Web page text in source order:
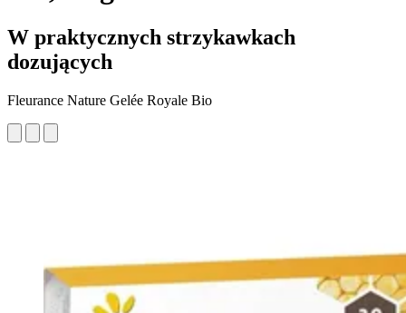
W praktycznych strzykawkach
dozujących
Fleurance Nature Gelée Royale Bio